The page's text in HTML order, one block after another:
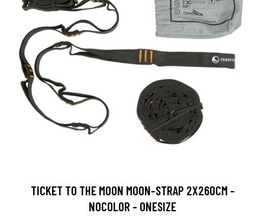
TICKET TO THE MOON MOON-STRAP 2X260CM -
NOCOLOR - ONESIZE